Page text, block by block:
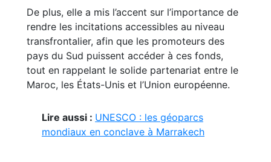
De plus, elle a mis l’accent sur l’importance de
rendre les incitations accessibles au niveau
transfrontalier, afin que les promoteurs des
pays du Sud puissent accéder à ces fonds,
tout en rappelant le solide partenariat entre le
Maroc, les États-Unis et l’Union européenne.
Lire aussi : UNESCO : les géoparcs
mondiaux en conclave à Marrakech